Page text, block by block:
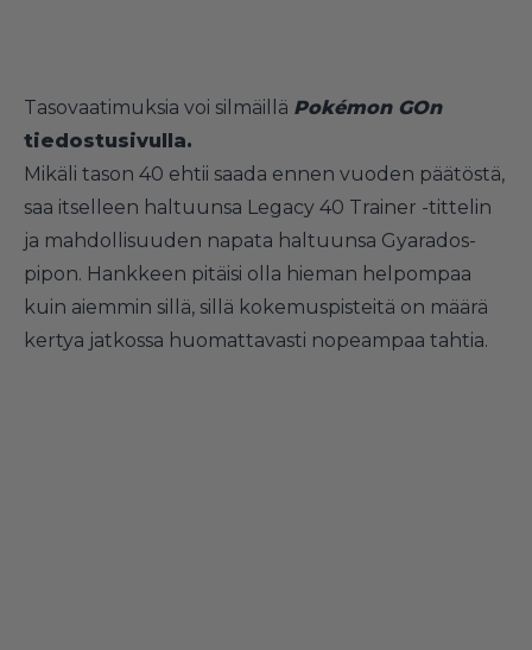
Tasovaatimuksia voi silmäillä Pokémon GOn
tiedostusivulla.
Mikäli tason 40 ehtii saada ennen vuoden päätöstä,
saa itselleen haltuunsa Legacy 40 Trainer -tittelin
ja mahdollisuuden napata haltuunsa Gyarados-
pipon. Hankkeen pitäisi olla hieman helpompaa
kuin aiemmin sillä, sillä kokemuspisteitä on määrä
kertya jatkossa huomattavasti nopeampaa tahtia.